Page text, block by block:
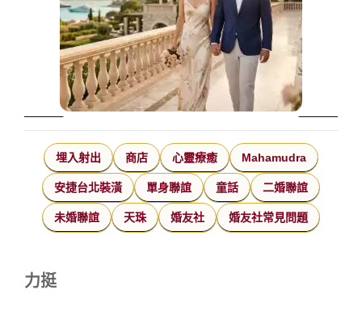
埋入射出 商店 心靈療癒 Mahamudra
安捷台北裝潢 單身聯誼 童話 二婚聯誼
未婚聯誼 天珠 婚友社 婚友社常見問題
力挺